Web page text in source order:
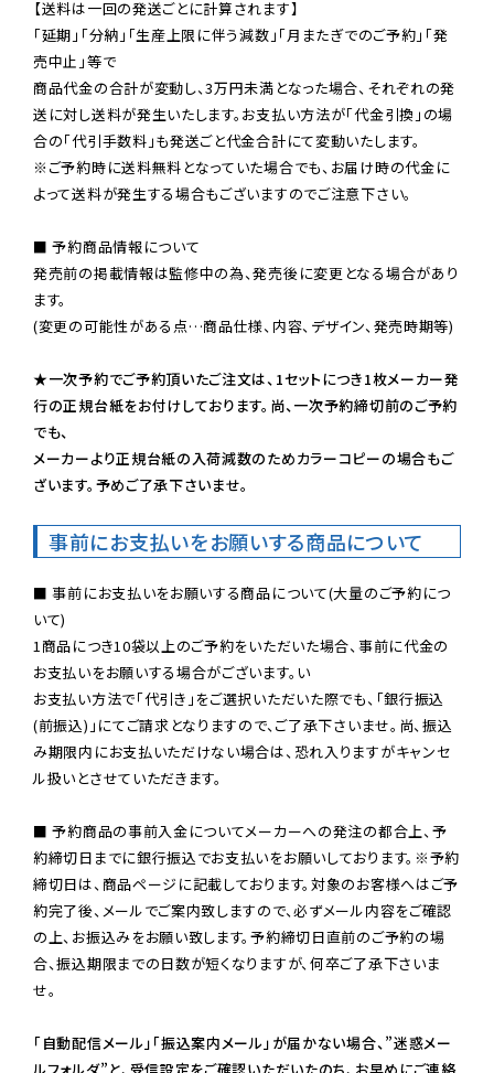
【送料は一回の発送ごとに計算されます】
「延期」「分納」「生産上限に伴う減数」「月またぎでのご予約」「発
売中止」等で
商品代金の合計が変動し、3万円未満となった場合、それぞれの発
送に対し送料が発生いたします。お支払い方法が「代金引換」の場
※ご予約時に送料無料となっていた場合でも、お届け時の代金に
よって送料が発生する場合もございますのでご注意下さい。
■ 予約商品情報について
発売前の掲載情報は監修中の為、発売後に変更となる場合があり
ます。
(変更の可能性がある点…商品仕様、内容、デザイン、発売時期等)
★一次予約でご予約頂いたご注文は、1セットにつき1枚メーカー発
行の正規台紙をお付けしております。尚、一次予約締切前のご予約
でも、
メーカーより正規台紙の入荷減数のためカラーコピーの場合もご
ざいます。予めご了承下さいませ。
事前にお支払いをお願いする商品について
■ 事前にお支払いをお願いする商品について(大量のご予約につ
いて)
1商品につき10袋以上のご予約をいただいた場合、事前に代金の
お支払いをお願いする場合がございます。い
お支払い方法で「代引き」をご選択いただいた際でも、「銀行振込
(前振込)」にてご請求となりますので、ご了承下さいませ。尚、振込
み期限内にお支払いただけない場合は、恐れ入りますがキャンセ
ル扱いとさせていただきます。
■ 予約商品の事前入金についてメーカーへの発注の都合上、予
約締切日までに銀行振込でお支払いをお願いしております。※予約
締切日は、商品ページに記載しております。対象のお客様へはご予
約完了後、メールでご案内致しますので、必ずメール内容をご確認
の上、お振込みをお願い致します。予約締切日直前のご予約の場
合、振込期限までの日数が短くなりますが、何卒ご了承下さいま
せ。
「自動配信メール」「振込案内メール」が届かない場合、”迷惑メー